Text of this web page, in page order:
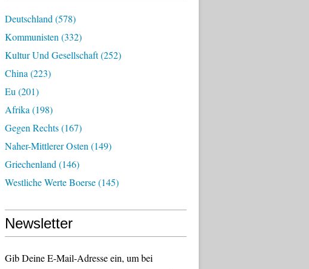
Deutschland (578)
Kommunisten (332)
Kultur Und Gesellschaft(252)
China (223)
Eu (201)
Afrika (198)
Gegen Rechts(167)
Naher-Mittlerer Osten (149)
Griechenland (146)
Westliche Werte Boerse(145)
Newsletter
Gib Deine E-Mail-Adresse ein, um bei